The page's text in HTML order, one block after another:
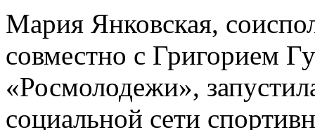
Мария Янковская,
совместно с Григорием
«Росмолодежи»,
социальной сети